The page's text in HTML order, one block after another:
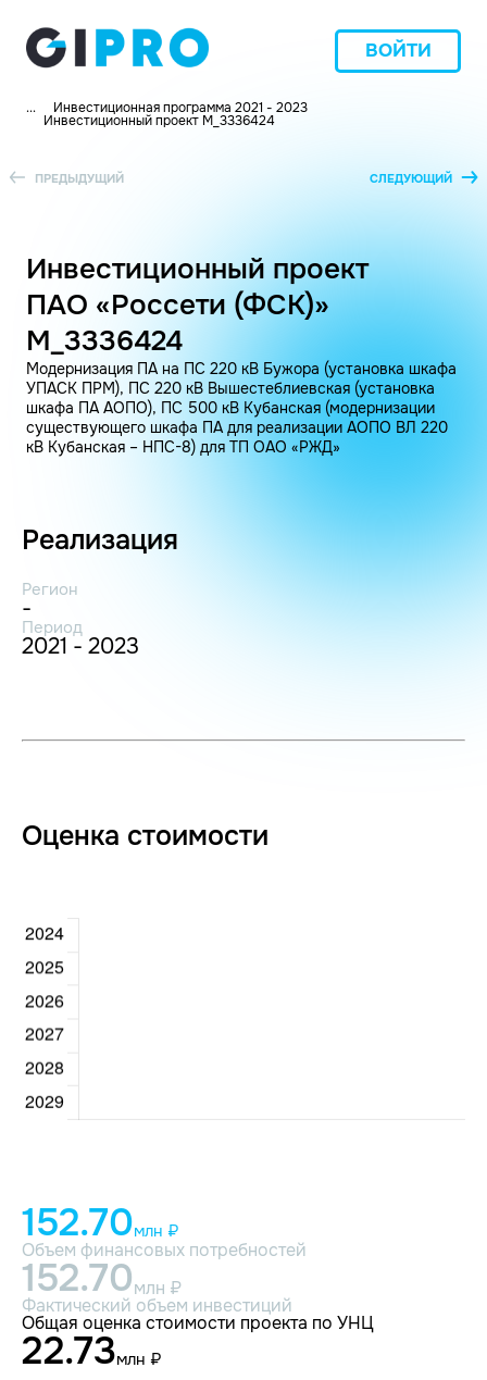
ВОЙТИ
... Инвестиционная программа 2021 - 2023
Инвестиционный проект M_3336424
ПРЕДЫДУЩИЙ СЛЕДУЮЩИЙ
Инвестиционный проект
ПАО «Россети (ФСК)»
M_3336424
Модернизация ПА на ПС 220 кВ Бужора (установка шкафа
УПАСК ПРМ), ПС 220 кВ Вышестеблиевская (установка
шкафа ПА АОПО), ПС 500 кВ Кубанская (модернизации
существующего шкафа ПА для реализации АОПО ВЛ 220
кВ Кубанская – НПС-8) для ТП ОАО «РЖД»
Реализация
Регион
-
Период
2021 - 2023
Оценка стоимости
152.70млн ₽
Объем финансовых потребностей
152.70млн ₽
Фактический объем инвестиций
Общая оценка стоимости проекта по УНЦ
22.73млн ₽